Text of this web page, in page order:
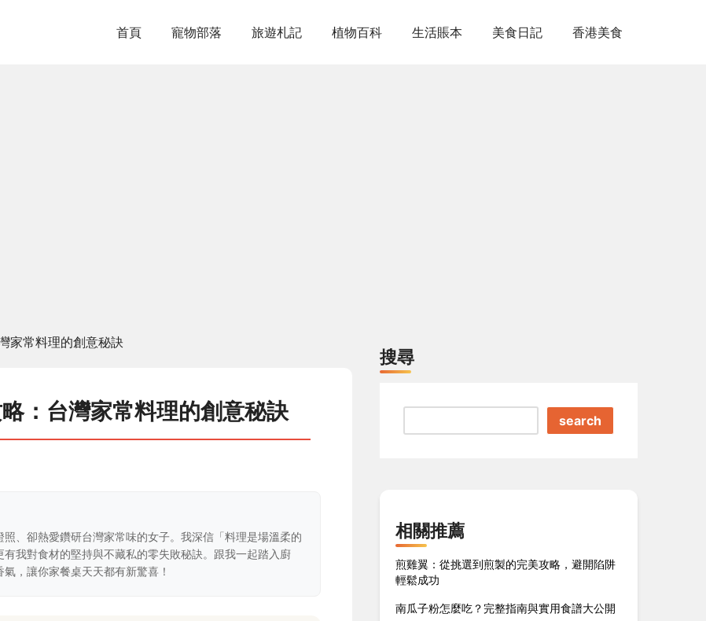
首頁 寵物部落 旅遊札記 植物百科 生活賬本 美食日記 香港美食
家常料理的創意秘訣
：台灣家常料理的創意秘訣
、卻熱愛鑽研台灣家常味的女子。我深信「料理是場溫柔的
我對食材的堅持與不藏私的零失敗秘訣。跟我一起踏入廚
，讓你家餐桌天天都有新驚喜！
搜尋
search
相關推薦
煎雞翼：從挑選到煎製的完美攻略，避開陷阱
輕鬆成功
南瓜子粉怎麼吃？完整指南與實用食譜大公開